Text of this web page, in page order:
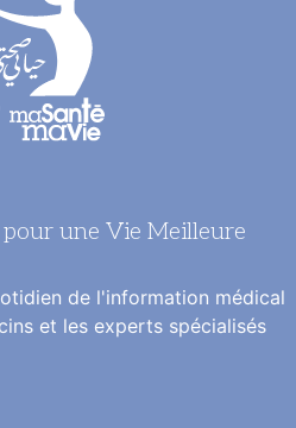
une Vie Meilleure
de l'information médical
et les experts spécialisés